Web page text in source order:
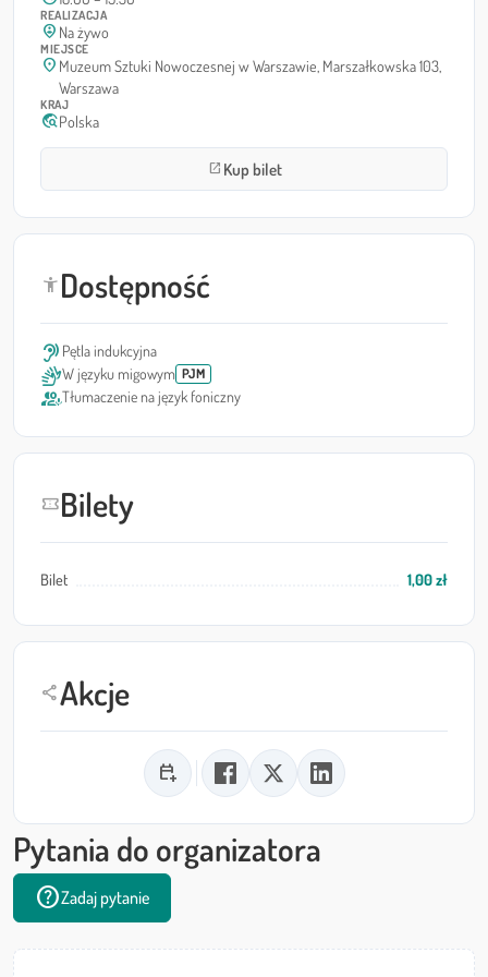
REALIZACJA
person_pin_circle Na żywo
MIEJSCE
location_on Muzeum Sztuki Nowoczesnej w Warszawie, Marszałkowska 103,
Warszawa
KRAJ
travel_explorePolska
open_in_new Kup bilet
accessibility_newDostępność
hearing Pętla indukcyjna
sign_languageW języku migowym PJM
interpreter_modeTłumaczenie na język foniczny
confirmation_numberBilety
Bilet 1,00 zł
shareAkcje
calendar_add_on
Pytania do organizatora
helpZadaj pytanie